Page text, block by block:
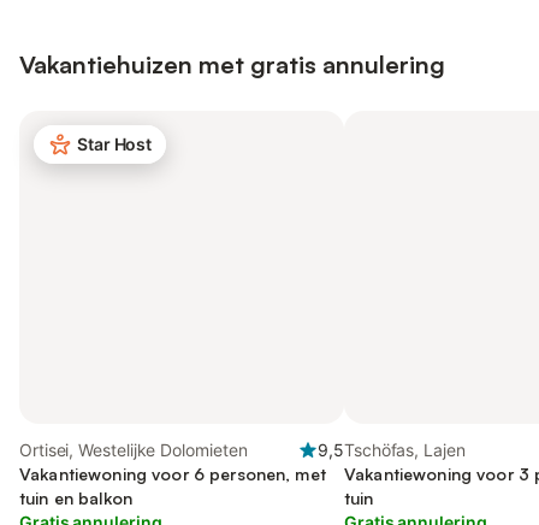
Vakantiehuizen met gratis annulering
Star Host
Ortisei, Westelijke Dolomieten
9,5
Vakantiewoning voor 6 personen, met
tuin en balkon
Tschöfas, Lajen
Vakantiewoning voor 3
tuin